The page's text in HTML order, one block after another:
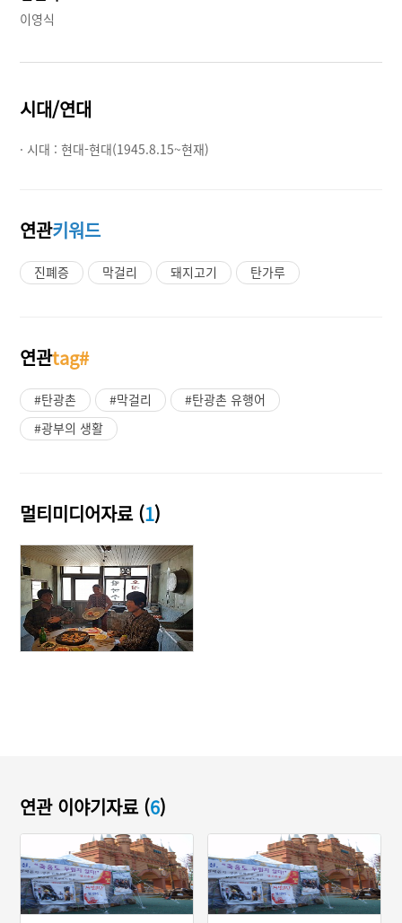
이영식
시대/연대
· 시대 :현대-현대(1945.8.15~현재)
연관키워드
진폐증 막걸리 돼지고기 탄가루
연관tag#
#탄광촌 #막걸리
#탄광촌 유행어
#광부의 생활
멀티미디어자료 (1)
연관 이야기자료 (6)